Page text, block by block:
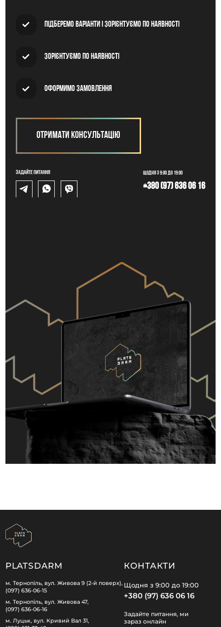
Підберемо варіанти і зорієнтуємо по наявності
Зорієнтуємо по наявності
Оформимо замовлення
Отримати консультацію
Задайте питання Щодня з 9:00 до 19:00
+380 (97) 636 06 16
PLATSDARM
м. Тернопіль, вул. Живова 9 (2-й поверх),
(097) 636-06-15
м. Тернопіль, вул. Живова 47,
(097) 636-06-16
м. Луцьк, вул. Кривий Вал 31,
КОНТАКТИ
Щодня з 9:00 до 19:00
+380 (97) 636 06 16
Задайте питання, ми
зараз онлайн